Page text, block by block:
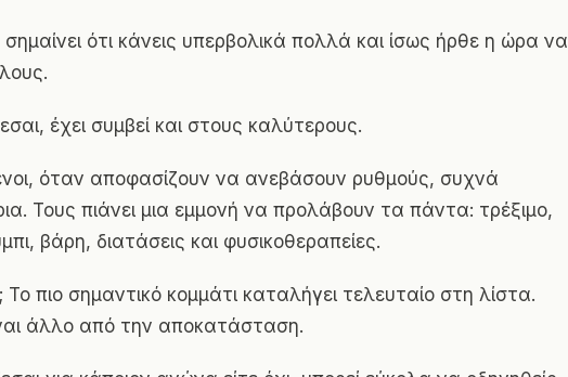
ότι κάνεις υπερβολικά πολλά και ίσως ήρθε η ώρα να
έχει συμβεί και στους καλύτερους.
όταν αποφασίζουν να ανεβάσουν ρυθμούς, συχνά
Τους πιάνει μια εμμονή να προλάβουν τα πάντα: τρέξιμο,
βάρη, διατάσεις και φυσικοθεραπείες.
πιο σημαντικό κομμάτι καταλήγει τελευταίο στη λίστα.
άλλο από την αποκατάσταση.